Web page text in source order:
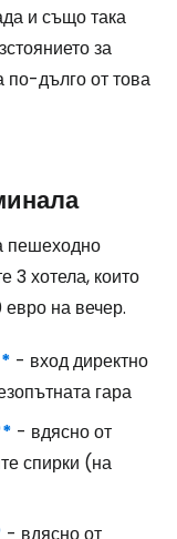
и също така
за
по-дълго от това
пешеходно
3 хотела, които
евро на вечер.
- вход директно
гара
- вдясно от
спирки (на